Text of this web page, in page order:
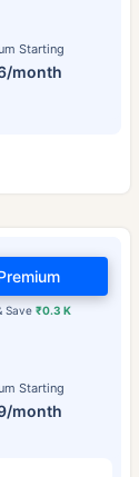
Starting
month
Starting
month
Save₹0.3 K